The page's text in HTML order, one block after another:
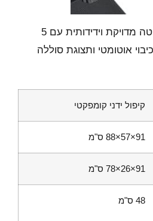
שליטה מדויקת וידידותית עם 5
אוטומטי ותצוגת סוללה
קיפול ידני קומפקטי
91×57×88 ס"מ
91×26×78 ס"מ
48 ס"מ